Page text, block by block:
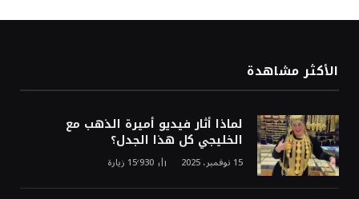
الأكثر مشاهدة
لماذا أثار فيديو أميرة الذهب مع
الخليجي كل هذا الجدل؟
15 نوفمبر، 2025 15٬930 زيارة